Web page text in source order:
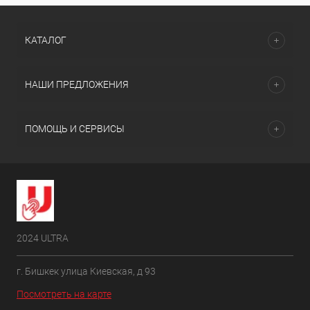
КАТАЛОГ
НАШИ ПРЕДЛОЖЕНИЯ
ПОМОЩЬ И СЕРВИСЫ
2024 ULTRA
г. Бишкек улица Киевская, д 93
Посмотреть на карте